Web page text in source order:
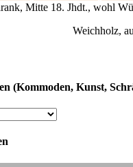
Mitte 18. Jhdt., wohl
Weichholz,
(Kommoden, Kunst,